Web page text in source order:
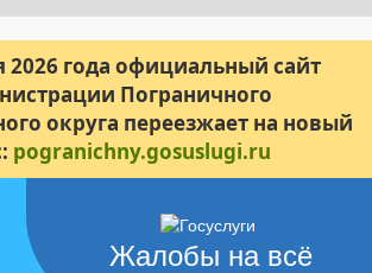
года официальный сайт
Пограничного
округа переезжает на новый
pogranichny.gosuslugi.ru
Жалобы на всё